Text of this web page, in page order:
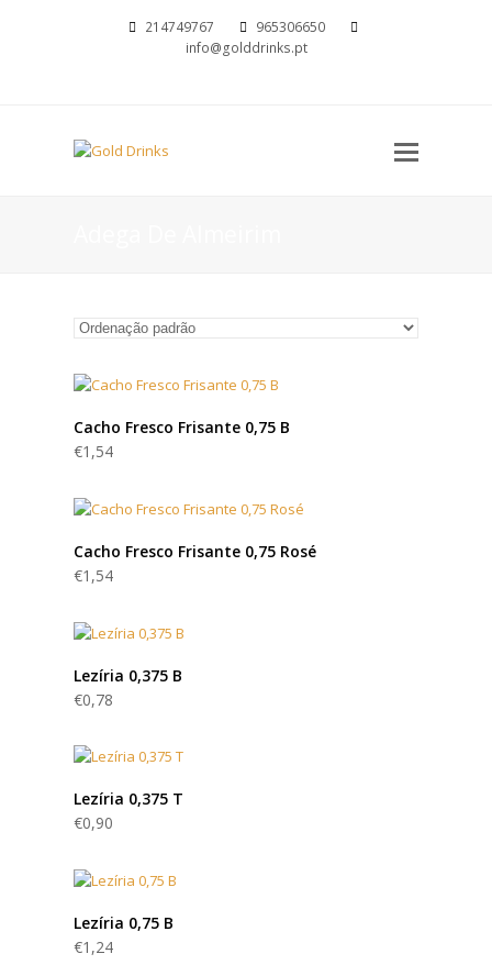
214749767
965306650
info@golddrinks.pt
Open
Cacho Fresco Frisante 0,75 B
€1,54
Cacho Fresco Frisante 0,75 Rosé
€1,54
Lezíria 0,375 B
€0,78
Lezíria 0,375 T
€0,90
Lezíria 0,75 B
€1,24